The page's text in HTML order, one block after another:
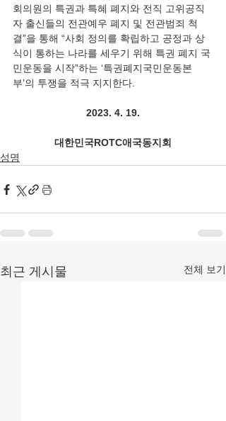
회의원의 특권과 특혜 폐지와 전직 고위공직
자 출신들의 전관예우 폐지 및 전관범죄 척
결”을 통해 “사회 정의를 확립하고 공정과 상
식이 통하는 나라를 세우기 위해 특권 폐지 국
민운동을 시작”하는 ‘특권폐지국민운동본
부’의 투쟁을 적극 지지한다.
2023. 4. 19.
대한민국ROTC애국동지회
성명
최근 게시물 전체 보기